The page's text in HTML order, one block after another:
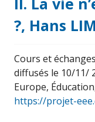
?, Hans
Cours et
diffusés le 10/11/
Europe,
https://projet-